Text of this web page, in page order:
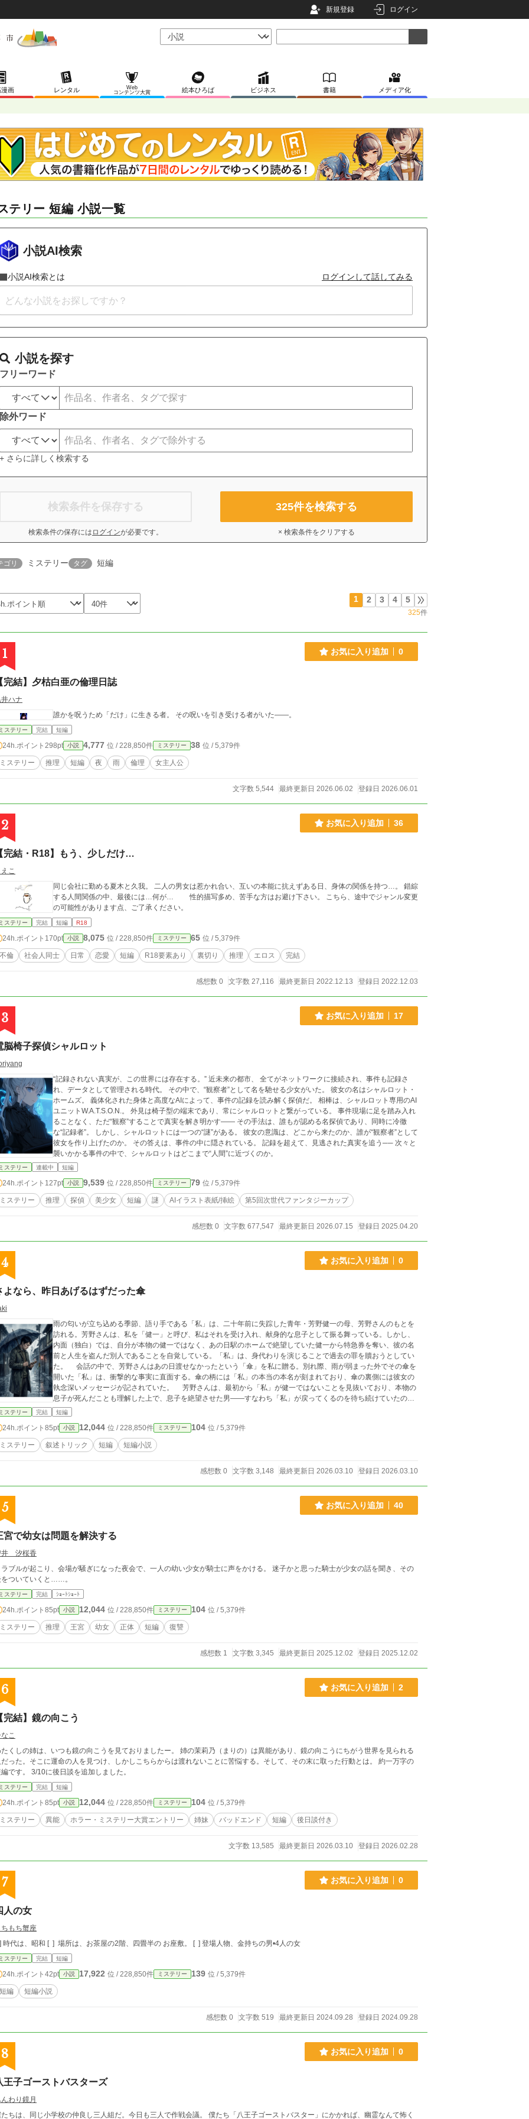
新規登録 ログイン
画 レンタル
Web
コンテンツ大賞
絵本ひろば ビジネス 書籍 メディア化
テリー 短編 小説一覧
小説AI検索
小説AI検索とは ログインして話してみる
小説を探す
フリーワード
除外ワード
+ さらに詳しく検索する
検索条件を保存する
検索条件の保存には ログインが必要です。
325件を検索する
× 検索条件をクリアする
ゴリ ミステリー タグ 短編
1 2 3 4 5
325件
1 お気に入り追加 0
完結】夕枯白亜の倫理日誌
ハナ
誰かを呪うため「だけ」に生きる者。 その呪いを引き受ける者がいた――。
ステリー 完結 短編
24h.ポイント 298pt 小説 4,777 位 / 228,850件 ミステリー 38 位 / 5,379件
ミステリー 推理 短編 夜 雨 倫理 女主人公
文字数 5,544 最終更新日 2026.06.02 登録日 2026.06.01
2 お気に入り追加 36
完結・R18】もう、少しだけ…
こ
同じ会社に勤める夏木と久我。 二人の男女は惹かれ合い、互いの本能に抗えずある日、身体の関係を持つ…。 錯綜
する人間関係の中、最後には…何が… 性的描写多め、苦手な方はお避け下さい。 こちら、途中でジャンル変更
の可能性があります点、ご了承ください。
ステリー 完結 短編 R18
24h.ポイント 170pt 小説 8,075 位 / 228,850件 ミステリー 65 位 / 5,379件
不倫 社会人同士 日常 恋愛 短編 R18要素あり 裏切り 推理 エロス 完結
感想数 0 文字数 27,116 最終更新日 2022.12.13 登録日 2022.12.03
3 お気に入り追加 17
脳椅子探偵シャルロット
“記録されない真実が、この世界には存在する。” 近未来の都市、 全てがネットワークに接続され、事件も記録さ
れ、データとして管理される時代。 その中で、“観察者”として名を馳せる少女がいた。 彼女の名はシャルロット・
ホームズ。 義体化された身体と高度なAIによって、事件の記録を読み解く探偵だ。 相棒は、シャルロット専用のAI
ユニットW.A.T.S.O.N.。 外見は椅子型の端末であり、常にシャルロットと繋がっている。 事件現場に足を踏み入れ
ることなく、ただ“観察”することで真実を解き明かす―― その手法は、誰もが認める名探偵であり、同時に冷徹
な“記録者”。 しかし、シャルロットには一つの“謎”がある。 彼女の意識は、どこから来たのか、誰が“観察者”として
彼女を作り上げたのか。 その答えは、事件の中に隠されている。 記録を超えて、見逃された真実を追う── 次々と
襲いかかる事件の中で、シャルロットはどこまで“人間”に近づくのか。
ステリー 連載中 短編
24h.ポイント 127pt 小説 9,539 位 / 228,850件 ミステリー 79 位 / 5,379件
ミステリー 推理 探偵 美少女 短編 謎 AIイラスト表紙/挿絵 第5回次世代ファンタジーカップ
感想数 0 文字数 677,547 最終更新日 2026.07.15 登録日 2025.04.20
4 お気に入り追加 0
よなら、昨日あげるはずだった傘
雨の匂いが立ち込める季節、語り手である「私」は、二十年前に失踪した青年・芳野健一の母、芳野さんのもとを
訪れる。芳野さんは、私を「健一」と呼び、私はそれを受け入れ、献身的な息子として振る舞っている。しかし、
内面（独白）では、自分が本物の健一ではなく、あの日駅のホームで絶望していた健一から特急券を奪い、彼の名
前と人生を盗んだ別人であることを自覚している。「私」は、身代わりを演じることで過去の罪を贖おうとしてい
た。 会話の中で、芳野さんはあの日渡せなかったという「傘」を私に贈る。別れ際、雨が弱まった外でその傘を
開いた「私」は、衝撃的な事実に直面する。傘の柄には「私」の本当の本名が刻まれており、傘の裏側には彼女の
執念深いメッセージが記されていた。 芳野さんは、最初から「私」が健一ではないことを見抜いており、本物の
息子が死んだことも理解した上で、息子を絶望させた男――すなわち「私」が戻ってくるのを待ち続けていたの
だ。彼女は「私」を罪の意識で縛り付け、永遠に「健一」という偶像として自分の傍に置くために罠を張ってい
い絶望を感じながら歩き出すところで幕を閉じる。
ステリー 完結 短編
24h.ポイント 85pt 小説 12,044 位 / 228,850件 ミステリー 104 位 / 5,379件
ミステリー 叙述トリック 短編 短編小説
感想数 0 文字数 3,148 最終更新日 2026.03.10 登録日 2026.03.10
5 お気に入り追加 40
宮で幼女は問題を解決する
井 汐桜香
ブルが起こり、会場が騒ぎになった夜会で、一人の幼い少女が騎士に声をかける。 迷子かと思った騎士が少女の話を聞き、その
をついていくと……。
ステリー 完結 ｼｮｰﾄｼｮｰﾄ
24h.ポイント 85pt 小説 12,044 位 / 228,850件 ミステリー 104 位 / 5,379件
ミステリー 推理 王宮 幼女 正体 短編 復讐
感想数 1 文字数 3,345 最終更新日 2025.12.02 登録日 2025.12.02
6 お気に入り追加 2
完結】鏡の向こう
こ
しの姉は、いつも鏡の向こうを見ておりましたー。 姉の茉莉乃（まりの）は異能があり、鏡の向こうにちがう世界を見られる
った。そこに運命の人を見つけ、しかしこちらからは渡れないことに苦悩する。そして、その末に取った行動とは。 約一万字の
です。 3/10に後日談を追加しました。
ステリー 完結 短編
24h.ポイント 85pt 小説 12,044 位 / 228,850件 ミステリー 104 位 / 5,379件
ミステリー 異能 ホラー・ミステリー大賞エントリー 姉妹 バッドエンド 短編 後日談付き
文字数 13,585 最終更新日 2026.03.10 登録日 2026.02.28
7 お気に入り追加 0
人の女
もち蟹座
時代は、昭和 [ ] 場所は、お茶屋の2階、四畳半の お座敷。 [ ] 登場人物、金持ちの男•4人の女
ステリー 完結 短編
24h.ポイント 42pt 小説 17,922 位 / 228,850件 ミステリー 139 位 / 5,379件
短編 短編小説
感想数 0 文字数 519 最終更新日 2024.09.28 登録日 2024.09.28
8 お気に入り追加 0
王子ゴーストバスターズ
わり鏡月
は、同じ小学校の仲良し三人組だ。今日も三人で作戦会議。 僕たち「八王子ゴーストバスター」にかかれば、幽霊なんて怖く